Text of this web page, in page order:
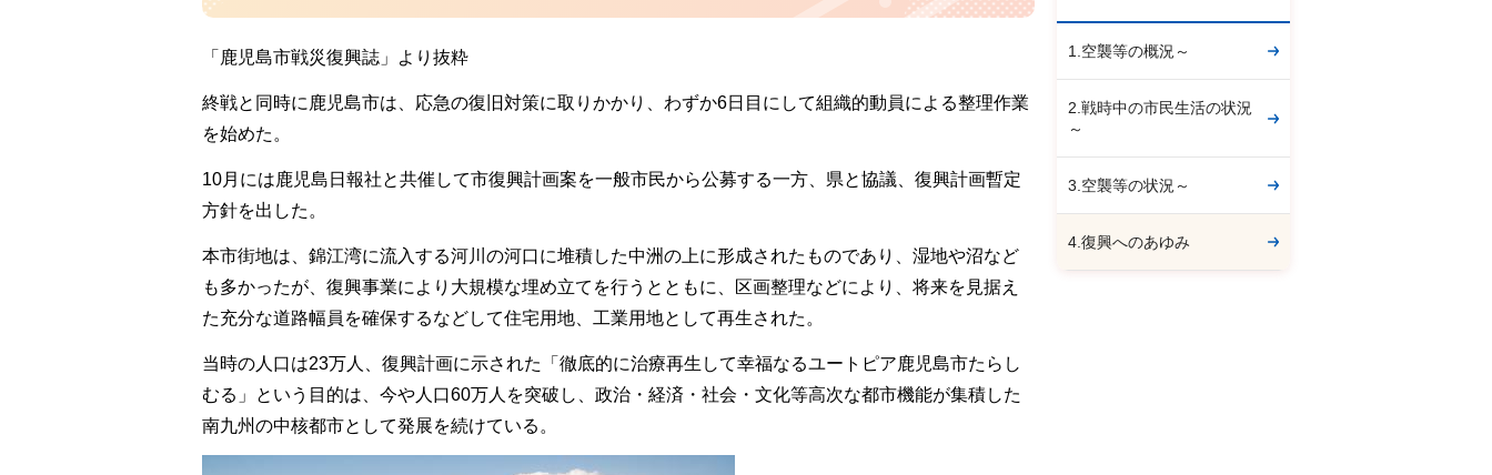
「鹿児島市戦災復興誌」より抜粋
終戦と同時に鹿児島市は、応急の復旧対策に取りかかり、わずか6日目にして組織的動員による整理作業
を始めた。
10月には鹿児島日報社と共催して市復興計画案を一般市民から公募する一方、県と協議、復興計画暫定
方針を出した。
本市街地は、錦江湾に流入する河川の河口に堆積した中洲の上に形成されたものであり、湿地や沼など
も多かったが、復興事業により大規模な埋め立てを行うとともに、区画整理などにより、将来を見据え
た充分な道路幅員を確保するなどして住宅用地、工業用地として再生された。
当時の人口は23万人、復興計画に示された「徹底的に治療再生して幸福なるユートピア鹿児島市たらし
むる」という目的は、今や人口60万人を突破し、政治・経済・社会・文化等高次な都市機能が集積した
南九州の中核都市として発展を続けている。
1.空襲等の概況～
2.戦時中の市民生活の状況
～
3.空襲等の状況～
4.復興へのあゆみ